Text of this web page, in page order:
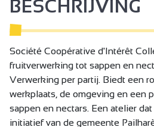
BESCHRIJVING
Société Coopérative d'Intérêt
fruitverwerking tot sappen en
Verwerking per partij. Biedt een
werkplaats, de omgeving en een
sappen en nectars. Een atelier
initiatief van de gemeente